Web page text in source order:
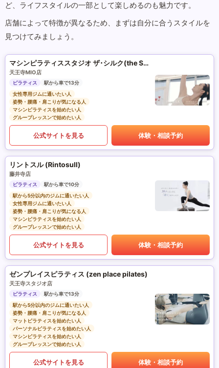
ど、ライフスタイルの一部として楽しめるのも魅力です。
店舗によって特徴が異なるため、まずは自分に合うスタイルを
見つけてみましょう。
マシンピラティススタジオ ザ･シルク(the SILK)
天王寺MIO店
ピラティス
駅から車で13分
女性専用ジムに通いたい人
姿勢・腰痛・肩こりが気になる人
マシンピラティスを始めたい人
グループレッスンで始めたい人
公式サイトを見る 体験・相談予約
リントスル (Rintosull)
藤井寺店
ピラティス
駅から車で10分
駅から5分以内のジムに通いたい人
女性専用ジムに通いたい人
姿勢・腰痛・肩こりが気になる人
マシンピラティスを始めたい人
グループレッスンで始めたい人
公式サイトを見る 体験・相談予約
ゼンプレイスピラティス (zen place pilates)
天王寺スタジオ店
ピラティス
駅から車で13分
駅から5分以内のジムに通いたい人
姿勢・腰痛・肩こりが気になる人
マットピラティスを始めたい人
パーソナルピラティスを始めたい人
マシンピラティスを始めたい人
グループレッスンで始めたい人
公式サイトを見る 体験・相談予約